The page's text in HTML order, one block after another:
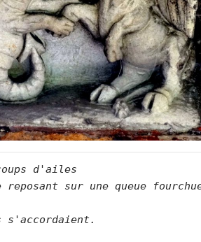
d'ailes
sur une queue
s'accordaient.